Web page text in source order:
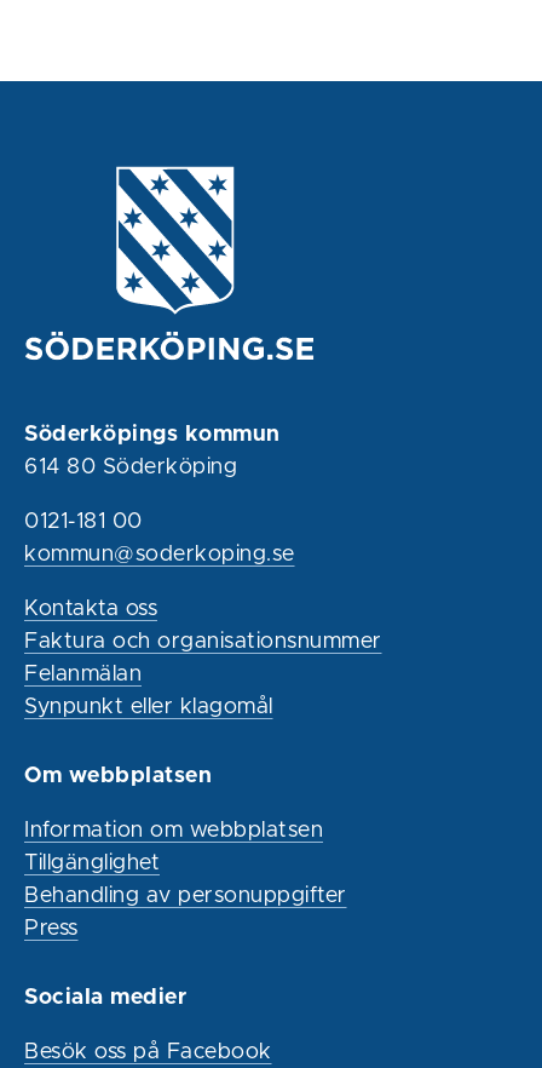
Söderköpings kommun
614 80 Söderköping
0121-181 00
kommun@soderkoping.se
Kontakta oss
Faktura och organisationsnummer
Felanmälan
Synpunkt eller klagomål
Om webbplatsen
Information om webbplatsen
Tillgänglighet
Behandling av personuppgifter
Press
Sociala medier
Besök oss på Facebook